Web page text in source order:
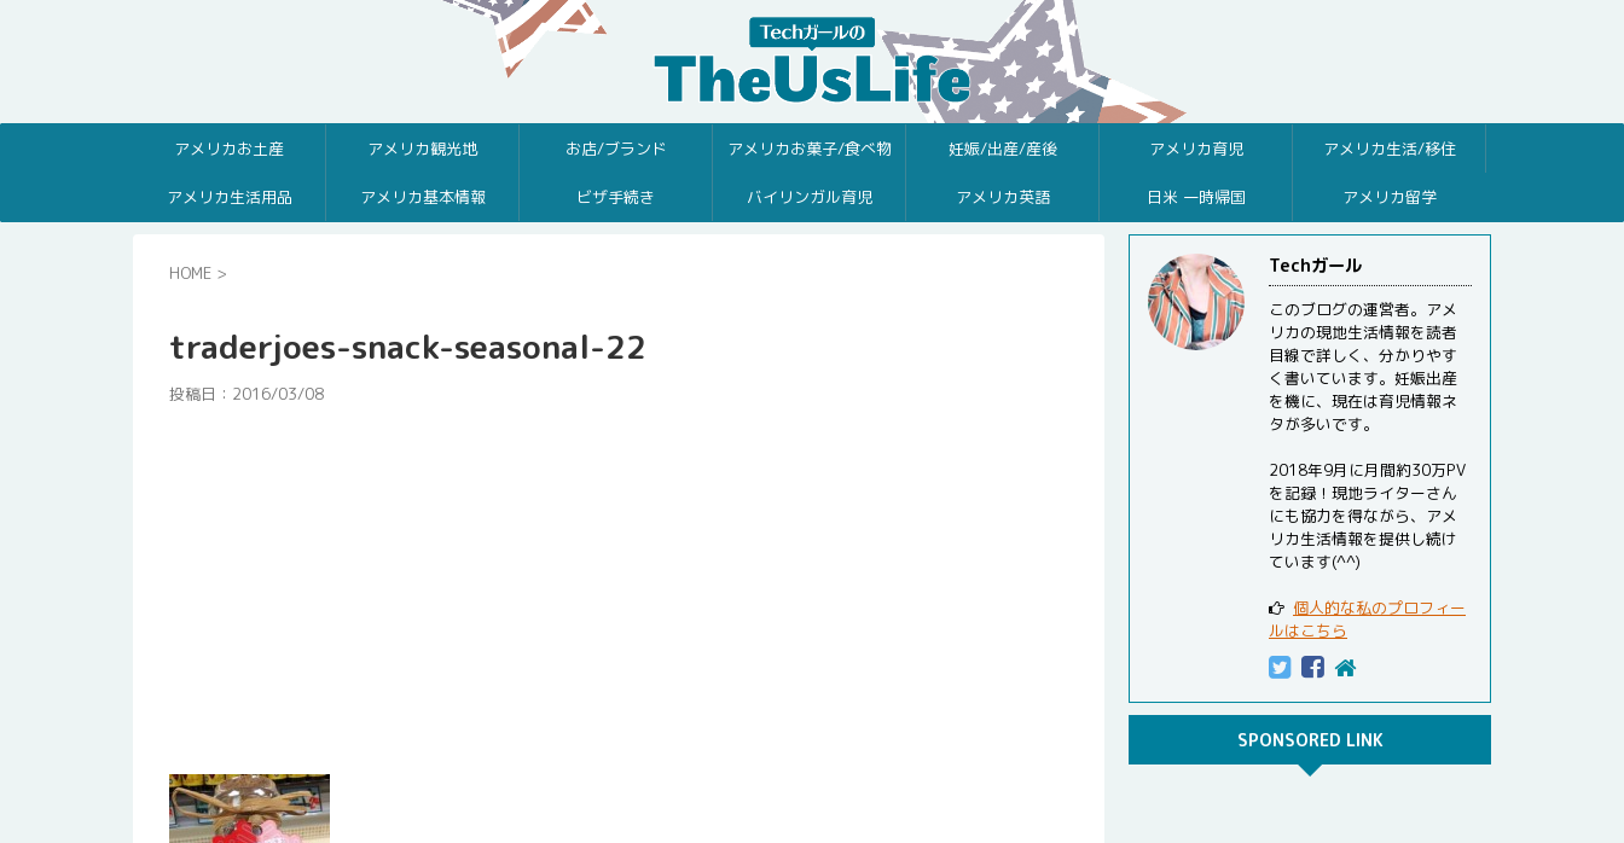
アメリカお土産 アメリカ観光地 お店/ブランド アメリカお菓子/食べ物 妊娠/出産/産後 アメリカ育児 アメリカ生活/移住
アメリカ生活用品 アメリカ基本情報 ビザ手続き バイリンガル育児 アメリカ英語 日米 一時帰国 アメリカ留学
HOME >
traderjoes-snack-seasonal-22
投稿日： 2016/03/08
Techガール
このブログの運営者。アメ
リカの現地生活情報を読者
目線で詳しく、分かりやす
く書いています。妊娠出産
を機に、現在は育児情報ネ
タが多いです。
2018年9月に月間約30万PV
を記録！現地ライターさん
にも協力を得ながら、アメ
リカ生活情報を提供し続け
ています(^^)
個人的な私のプロフィー
ルはこちら
SPONSORED LINK